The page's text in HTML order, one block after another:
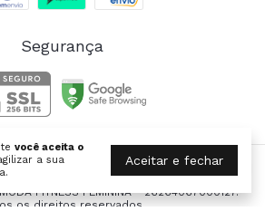
você aceita o
a sua
Aceitar e fechar
Segurança
| Moda Fitness
FITNESS FEMININA - 26264067000127.
os direitos reservados.